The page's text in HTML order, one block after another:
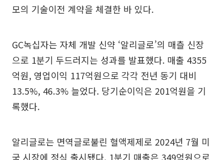
모의 기술이전 계약을 체결한 바 있다.
GC녹십자는 자체 개발 신약 ‘알리글로’의 매츨 신장
으로 1분기 두드러지는 성과를 발표했다. 매출 4355
억원, 영업이익 117억원으로 각각 전년 동기 대비
13.5%, 46.3% 늘었다. 당기순이익은 201억원을 기
록했다.
알리글로는 면역글로불린 혈액제제로 2024년 7월 미
국 시장에 정식 출시됐다. 1분기 매출은 349억원으로